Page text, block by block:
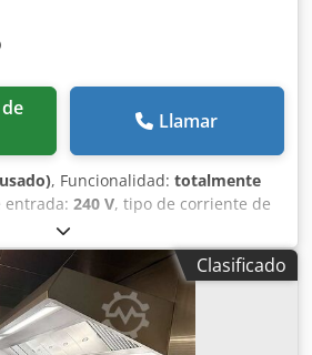
Llamar
, Funcionalidad: totalmente
entrada: 240 V, tipo de corriente de
de entrada:
Peso del producto desde 150
bar. Báscula propia – pesaje del
alemán y lenguas de la ex-
también por WhatsApp.
Clasificado